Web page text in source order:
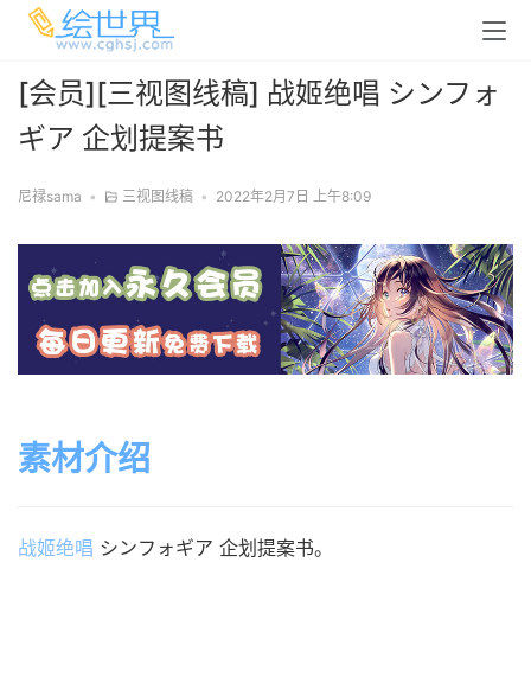
[会员][三视图线稿] 战姬绝唱 シンフォ
ギア 企划提案书
尼禄sama • 三视图线稿 • 2022年2月7日 上午8:09
素材介绍
战姬绝唱 シンフォギア 企划提案书。